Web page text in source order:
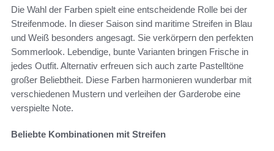
Die Wahl der Farben spielt eine entscheidende Rolle bei der
Streifenmode. In dieser Saison sind maritime Streifen in Blau
und Weiß besonders angesagt. Sie verkörpern den perfekten
Sommerlook. Lebendige, bunte Varianten bringen Frische in
jedes Outfit. Alternativ erfreuen sich auch zarte Pastelltöne
großer Beliebtheit. Diese Farben harmonieren wunderbar mit
verschiedenen Mustern und verleihen der Garderobe eine
verspielte Note.
Beliebte Kombinationen mit Streifen